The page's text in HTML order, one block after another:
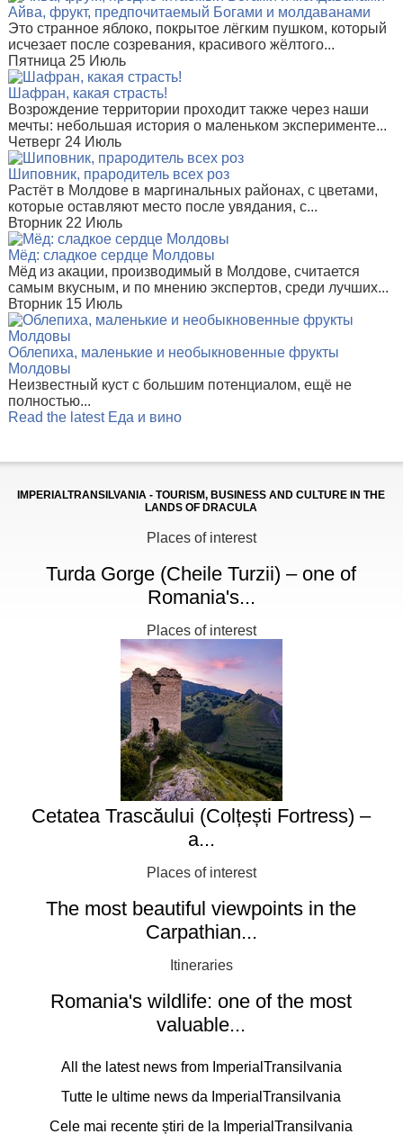
Айва, фрукт, предпочитаемый Богами и молдаванами
Это странное яблоко, покрытое лёгким пушком, который
исчезает после созревания, красивого жёлтого...
Пятница 25 Июль
Шафран, какая страсть!
Возрождение территории проходит также через наши
мечты: небольшая история о маленьком эксперименте...
Четверг 24 Июль
Шиповник, прародитель всех роз
Растёт в Молдове в маргинальных районах, с цветами,
которые оставляют место после увядания, с...
Вторник 22 Июль
Мёд: сладкое сердце Молдовы
Мёд из акации, производимый в Молдове, считается
самым вкусным, и по мнению экспертов, среди лучших...
Вторник 15 Июль
Облепиха, маленькие и необыкновенные фрукты
Молдовы
Неизвестный куст с большим потенциалом, ещё не
полностью...
Read the latest Еда и вино
IMPERIALTRANSILVANIA - TOURISM, BUSINESS AND CULTURE IN THE
LANDS OF DRACULA
Places of interest
Turda Gorge (Cheile Turzii) – one of
Romania's...
Places of interest
Cetatea Trascăului (Colțești Fortress) –
a...
Places of interest
The most beautiful viewpoints in the
Carpathian...
Itineraries
Romania's wildlife: one of the most
valuable...
All the latest news from ImperialTransilvania
Tutte le ultime news da ImperialTransilvania
Cele mai recente știri de la ImperialTransilvania